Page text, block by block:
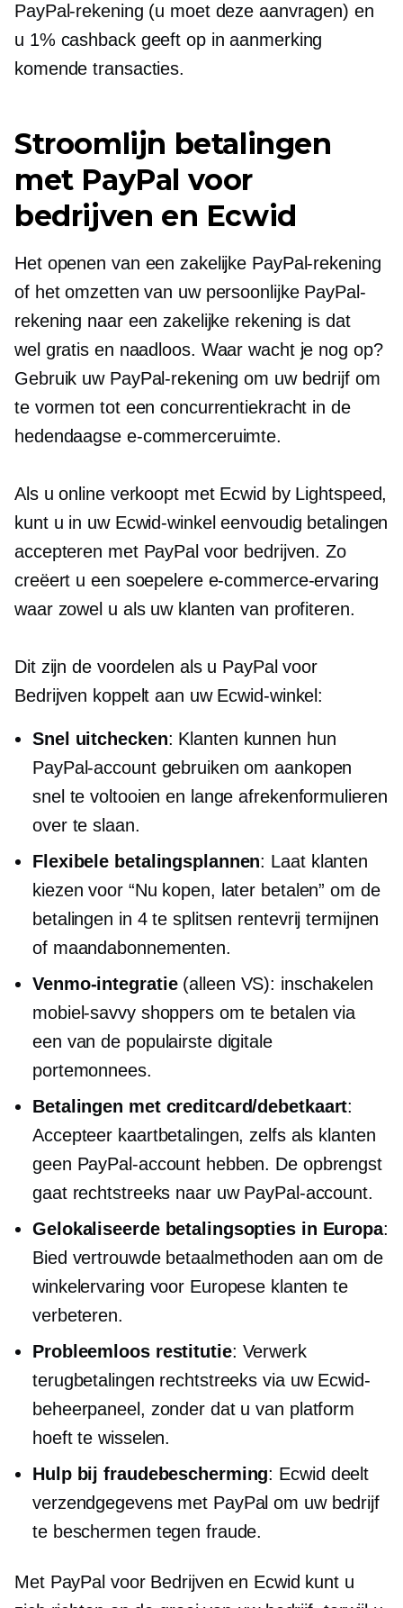
PayPal-rekening (u moet deze aanvragen) en
u 1% cashback geeft op in aanmerking
komende transacties.
Stroomlijn betalingen
met PayPal voor
bedrijven en Ecwid
Het openen van een zakelijke PayPal-rekening
of het omzetten van uw persoonlijke PayPal-
rekening naar een zakelijke rekening is dat
wel gratis en naadloos. Waar wacht je nog op?
Gebruik uw PayPal-rekening om uw bedrijf om
te vormen tot een concurrentiekracht in de
hedendaagse e-commerceruimte.
Als u online verkoopt met Ecwid by Lightspeed,
kunt u in uw Ecwid-winkel eenvoudig betalingen
accepteren met PayPal voor bedrijven. Zo
creëert u een soepelere e-commerce-ervaring
waar zowel u als uw klanten van profiteren.
Dit zijn de voordelen als u PayPal voor
Bedrijven koppelt aan uw Ecwid-winkel:
Snel uitchecken: Klanten kunnen hun
PayPal-account gebruiken om aankopen
snel te voltooien en lange afrekenformulieren
over te slaan.
Flexibele betalingsplannen: Laat klanten
kiezen voor “Nu kopen, later betalen” om de
betalingen in 4 te splitsen rentevrij termijnen
of maandabonnementen.
Venmo-integratie (alleen VS): inschakelen
mobiel-savvyshoppers om te betalen via
een van de populairste digitale
portemonnees.
Betalingen met creditcard/debetkaart:
Accepteer kaartbetalingen, zelfs als klanten
geen PayPal-account hebben. De opbrengst
gaat rechtstreeks naar uw PayPal-account.
Gelokaliseerde betalingsopties in Europa:
Bied vertrouwde betaalmethoden aan om de
winkelervaring voor Europese klanten te
verbeteren.
Probleemloosrestitutie: Verwerk
terugbetalingen rechtstreeks via uw Ecwid-
beheerpaneel, zonder dat u van platform
hoeft te wisselen.
Hulp bij fraudebescherming: Ecwid deelt
verzendgegevens met PayPal om uw bedrijf
te beschermen tegen fraude.
Met PayPal voor Bedrijven en Ecwid kunt u